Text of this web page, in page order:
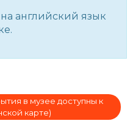
английский язык
в музее доступны к
карте)